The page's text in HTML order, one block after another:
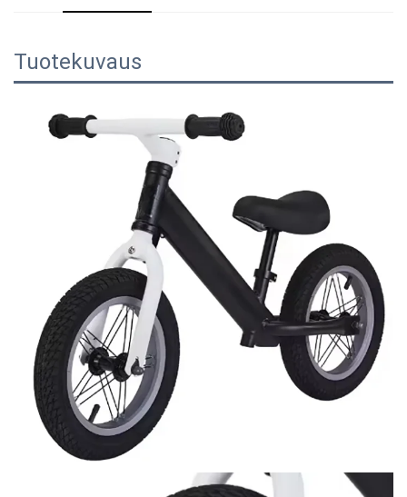
Tuotekuvaus